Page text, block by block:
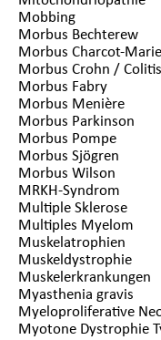
Mobbing
Morbus Bechterew
Morbus Charcot-
Morbus Crohn /
Morbus Fabry
Morbus Menière
Morbus Parkinson
Morbus Pompe
Morbus Sjögren
Morbus Wilson
MRKH-Syndrom
Multiple Sklerose
Multiples Myelom
Muskelatrophien
Muskeldystrophie
Muskelerkrankungen
Myasthenia gravis
Myeloproliferative
Myotone Dystrophie